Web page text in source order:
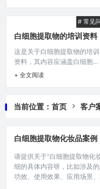
运用生化处理降低有机物含
量，可能结合物理化学方法深
度净化，以达到废水达标排放
或回用标准，保障环境安全并
符合相关法规要求，有效解决
白细胞提取物废水带来的环境
广泛，然而其生产过程中产生
的废水处理成为关键问题，下
# 常见
白细胞提取物的培训资料
这是关于白细胞提取物的培训
资料，其内容应涵盖白细胞提
取物的定义、来源、特性等基
方向，如在疾病治疗研究中作
为潜在药物成分，在免疫调节
供关于白细胞提取物全面且准
确的认知基础。本文目录导
读： 白细胞提取物的定义与
源白细胞提取物的成分与特性
白细胞提取物的制备流程白细
+ 全文阅读
当前位置： 首页 客户
白细胞提取物化妆品案例
请提供关于“白细胞提取物化
细的具体内容呀，比如涉及
功效、使用效果、应用场景